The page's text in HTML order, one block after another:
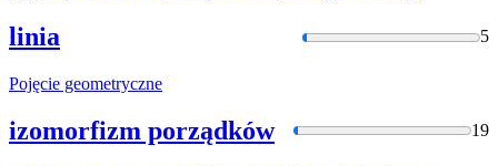
linia 5
Pojęcie geometryczne
izomorfizm porządków 19